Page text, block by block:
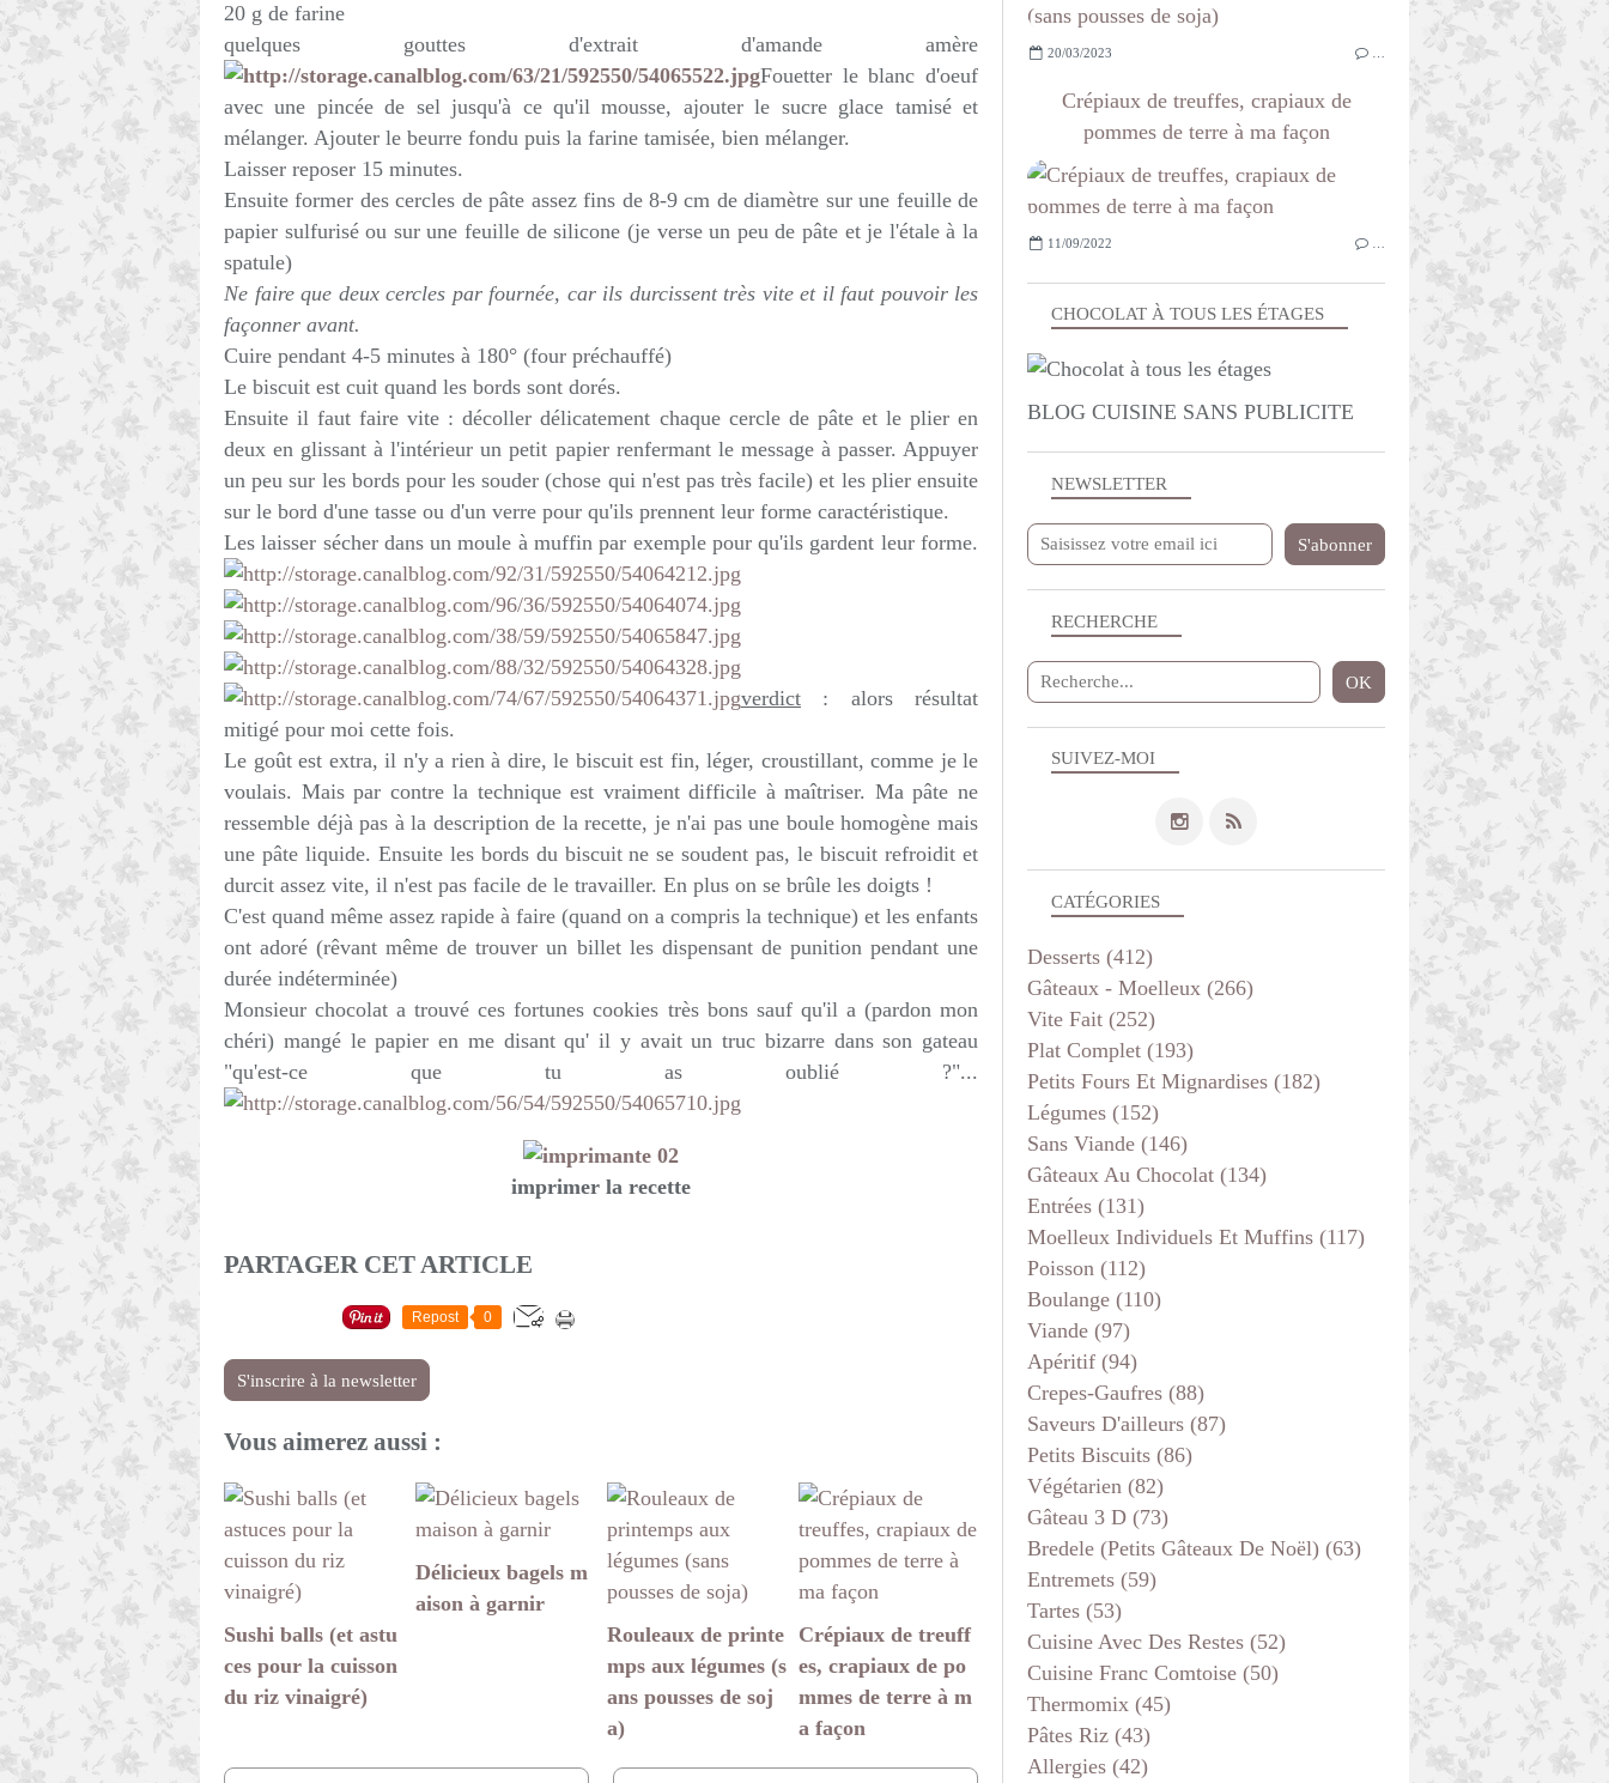
20 g de farine
quelques gouttes d'extrait d'amande amère
Fouetter le blanc d'oeuf
avec une pincée de sel jusqu'à ce qu'il mousse, ajouter le sucre glace tamisé et
mélanger. Ajouter le beurre fondu puis la farine tamisée, bien mélanger.
Laisser reposer 15 minutes.
Ensuite former des cercles de pâte assez fins de 8-9 cm de diamètre sur une feuille de
papier sulfurisé ou sur une feuille de silicone (je verse un peu de pâte et je l'étale à la
spatule)
Ne faire que deux cercles par fournée, car ils durcissent très vite et il faut pouvoir les
façonner avant.
Cuire pendant 4-5 minutes à 180° (four préchauffé)
Le biscuit est cuit quand les bords sont dorés.
Ensuite il faut faire vite : décoller délicatement chaque cercle de pâte et le plier en
deux en glissant à l'intérieur un petit papier renfermant le message à passer. Appuyer
un peu sur les bords pour les souder (chose qui n'est pas très facile) et les plier ensuite
sur le bord d'une tasse ou d'un verre pour qu'ils prennent leur forme caractéristique.
Les laisser sécher dans un moule à muffin par exemple pour qu'ils gardent leur forme.
verdict : alors résultat
mitigé pour moi cette fois.
Le goût est extra, il n'y a rien à dire, le biscuit est fin, léger, croustillant, comme je le
voulais. Mais par contre la technique est vraiment difficile à maîtriser. Ma pâte ne
ressemble déjà pas à la description de la recette, je n'ai pas une boule homogène mais
une pâte liquide. Ensuite les bords du biscuit ne se soudent pas, le biscuit refroidit et
durcit assez vite, il n'est pas facile de le travailler. En plus on se brûle les doigts !
C'est quand même assez rapide à faire (quand on a compris la technique) et les enfants
ont adoré (rêvant même de trouver un billet les dispensant de punition pendant une
durée indéterminée)
Monsieur chocolat a trouvé ces fortunes cookies très bons sauf qu'il a (pardon mon
chéri) mangé le papier en me disant qu' il y avait un truc bizarre dans son gateau
"qu'est-ce que tu as oublié ?"...
imprimer la recette
PARTAGER CET ARTICLE
Repost 0
S'inscrire à la newsletter
Vous aimerez aussi :
Sushi balls (et astu
ces pour la cuisson
du riz vinaigré)
Délicieux bagels m
aison à garnir
Rouleaux de printe
mps aux légumes (s
ans pousses de soj
a)
Crépiaux de treuff
es, crapiaux de po
mmes de terre à m
a façon
NEWSLETTER
SUIVEZ-MOI
RECHERCHE
CHOCOLAT À TOUS LES ÉTAGES
BLOG CUISINE SANS PUBLICITE
20/03/2023
Crépiaux de treuffes, crapiaux de
pommes de terre à ma façon
11/09/2022
CATÉGORIES
Desserts (412)
Gâteaux - Moelleux (266)
Vite Fait (252)
Plat Complet (193)
Petits Fours Et Mignardises (182)
Légumes (152)
Sans Viande (146)
Gâteaux Au Chocolat (134)
Entrées (131)
Moelleux Individuels Et Muffins (117)
Poisson (112)
Boulange (110)
Viande (97)
Apéritif (94)
Crepes-Gaufres (88)
Saveurs D'ailleurs (87)
Petits Biscuits (86)
Végétarien (82)
Gâteau 3 D (73)
Bredele (petits Gâteaux De Noël) (63)
Entremets (59)
Tartes (53)
Cuisine Avec Des Restes (52)
Cuisine Franc Comtoise (50)
Thermomix (45)
Pâtes Riz (43)
Allergies (42)